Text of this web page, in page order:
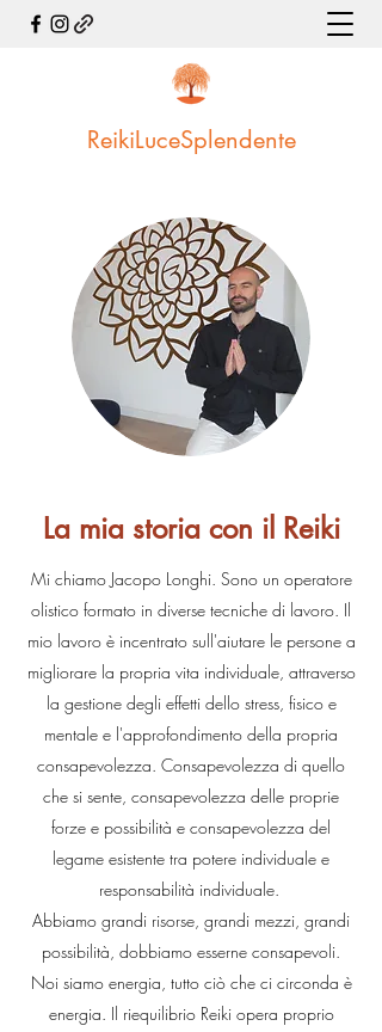
ReikiLuceSplendente
La mia storia con il Reiki
Mi chiamo Jacopo Longhi. Sono un operatore
olistico formato in diverse tecniche di lavoro. Il
mio lavoro è incentrato sull'aiutare le persone a
migliorare la propria vita individuale, attraverso
la gestione degli effetti dello stress, fisico e
mentale e l'approfondimento della propria
consapevolezza. Consapevolezza di quello
che si sente, consapevolezza delle proprie
forze e possibilità e consapevolezza del
legame esistente tra potere individuale e
responsabilità individuale.
Abbiamo grandi risorse, grandi mezzi, grandi
possibilità, dobbiamo esserne consapevoli.
Noi siamo energia, tutto ciò che ci circonda è
energia. Il riequilibrio Reiki opera proprio